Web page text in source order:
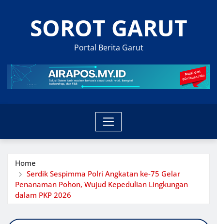
SOROT GARUT
Portal Berita Garut
Home
Serdik Sespimma Polri Angkatan ke-75 Gelar
Penanaman Pohon, Wujud Kepedulian Lingkungan
dalam PKP 2026